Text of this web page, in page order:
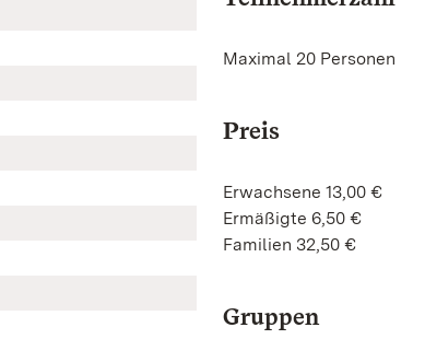
Maximal 20 Personen
Preis
Erwachsene 13,00 €
Ermäßigte 6,50 €
Familien 32,50 €
Gruppen